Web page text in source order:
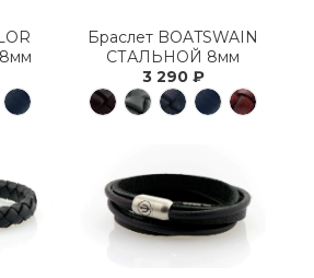
Браслет BOATSWAIN
СТАЛЬНОЙ 8мм
3 290 ₽